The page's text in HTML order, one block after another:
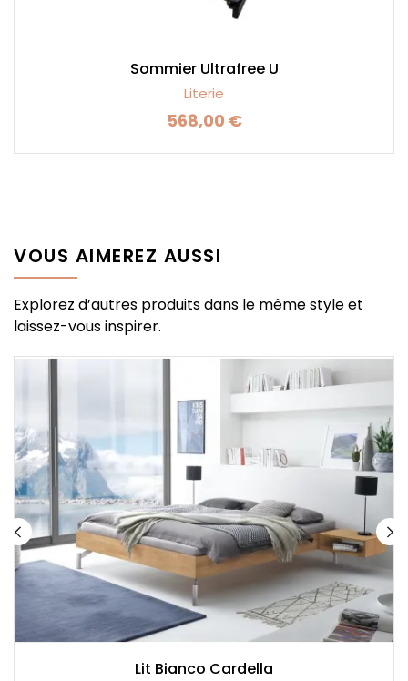
Sommier Ultrafree U
Literie
Prix
568,00 €
VOUS AIMEREZ AUSSI
Explorez d’autres produits dans le même style et
laissez-vous inspirer.
Lit Bianco Cardella